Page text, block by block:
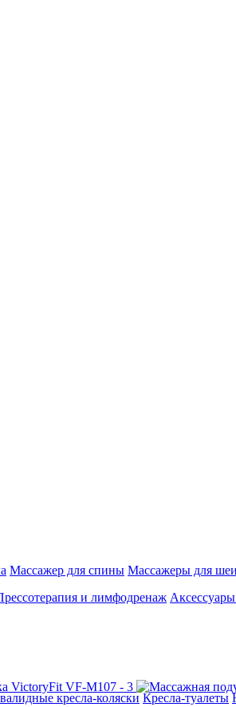
Массажер для спины Массажеры для
и лимфодренаж
кресла-коляски Кресла-туалеты